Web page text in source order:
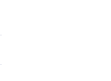
da privati Palermo